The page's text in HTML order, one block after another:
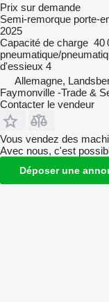
Prix sur demande
Semi-remorque porte-
2025
Capacité de charge 40
pneumatique/
d'essieux 4
Allemagne,
Faymonville -Trade &
Contacter le vendeur
Vous vendez des
Avec nous, c'est
Déposer une